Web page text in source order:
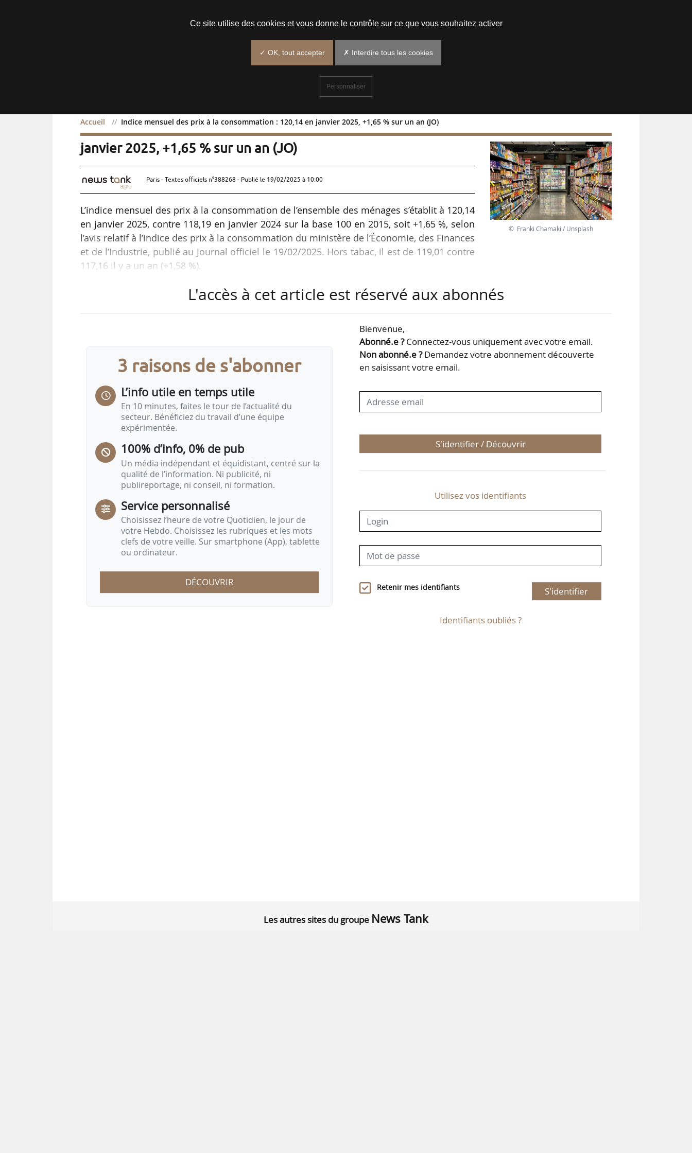
Accueil Indice mensuel des prix à la consommation : 120,14 en janvier 2025, +1,65 % sur un an (JO)
Indice mensuel des prix à la consommation : 120,14 en
janvier 2025, +1,65 % sur un an (JO)
Paris - Textes officiels n°388268 - Publié le 19/02/2025 à 10:00
L’indice mensuel des prix à la consommation de l’ensemble des ménages s’établit à 120,14
en janvier 2025, contre 118,19 en janvier 2024 sur la base 100 en 2015, soit +1,65 %, selon
l’avis relatif à l’indice des prix à la consommation du ministère de l’Économie, des Finances
et de l’Industrie, publié au Journal officiel le 19/02/2025. Hors tabac, il est de 119,01 contre
117,16 il y a un an (+1,58 %).
L’indice mensuel des prix à la consommation, hors tabac, des ménages urbains dont le
L’indice mensuel des prix à la consommation, hors tabac, des ménages du premier
quintile de la distribution des niveaux de vie s’établit à 118,77, contre 117,19 en
janvier 2024 (+1,35 %).
© Franki Chamaki / Unsplash
L'accès à cet article est réservé aux abonnés
3 raisons de s'abonner
L’info utile en temps utile
En 10 minutes, faites le tour de l’actualité du
secteur. Bénéficiez du travail d’une équipe
expérimentée.
100% d’info, 0% de pub
Un média indépendant et équidistant, centré sur la
qualité de l’information. Ni publicité, ni
publireportage, ni conseil, ni formation.
Service personnalisé
Choisissez l‘heure de votre Quotidien, le jour de
votre Hebdo. Choisissez les rubriques et les mots
clefs de votre veille. Sur smartphone (App), tablette
ou ordinateur.
DÉCOUVRIR
Bienvenue,
Abonné.e ?Connectez-vous uniquement avec votre email.
Non abonné.e ?Demandez votre abonnement découverte
en saisissant votre email.
S'identifier / Découvrir
Utilisez vos identifiants
Retenir mes identifiants S'identifier
Identifiants oubliés ?
Les autres sites du groupe News Tank
Ce site utilise des cookies et vous donne le contrôle sur ce que vous souhaitez activer
✓ OK, tout accepter ✗ Interdire tous les cookies
Personnaliser